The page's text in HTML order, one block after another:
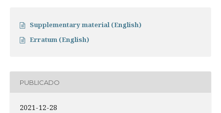
Supplementary material (English)
Erratum (English)
PUBLICADO
2021-12-28